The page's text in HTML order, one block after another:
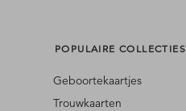
POPULAIRE COLLECTIES
Geboortekaartjes
Trouwkaarten